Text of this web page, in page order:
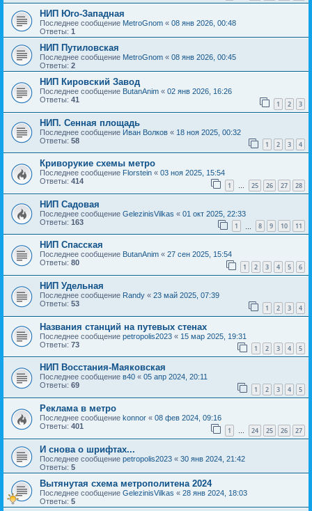
НИП Юго-Западная
Последнее сообщение MetroGnom « 08 янв 2026, 00:48
Ответы: 1
НИП Путиловская
Последнее сообщение MetroGnom « 08 янв 2026, 00:45
Ответы: 2
НИП Кировский Завод
Последнее сообщение ButanAnim « 02 янв 2026, 16:26
Ответы: 41 1 2 3
НИП. Сенная площадь
Последнее сообщение Иван Волков « 18 ноя 2025, 00:32
Ответы: 58 1 2 3 4
Криворукие схемы метро
Последнее сообщение Florstein « 03 ноя 2025, 15:54
Ответы: 414 1 … 25 26 27 28
НИП Садовая
Последнее сообщение GelezinisVilkas « 01 окт 2025, 22:33
Ответы: 163 1 8 9 10 11
НИП Спасская
Последнее сообщение ButanAnim « 27 сен 2025, 15:54
Ответы: 80 1 2 3 4 5 6
НИП Удельная
Последнее сообщение Randy « 23 май 2025, 07:39
Ответы: 53 1 2 3 4
Названия станций на путевых стенах
Последнее сообщение petropolis2023 « 15 мар 2025, 19:31
Ответы: 73 1 2 3 4 5
НИП Восстания-Маяковская
Последнее сообщение в40 « 05 апр 2024, 20:11
Ответы: 69 1 2 3 4 5
Реклама в метро
Последнее сообщение konnor « 08 фев 2024, 09:16
Ответы: 401 1 … 24 25 26 27
И снова о шрифтах...
Последнее сообщение petropolis2023 « 30 янв 2024, 21:42
Ответы: 5
Вытянутая схема метрополитена 2024
Последнее сообщение GelezinisVilkas « 28 янв 2024, 18:03
Ответы: 5